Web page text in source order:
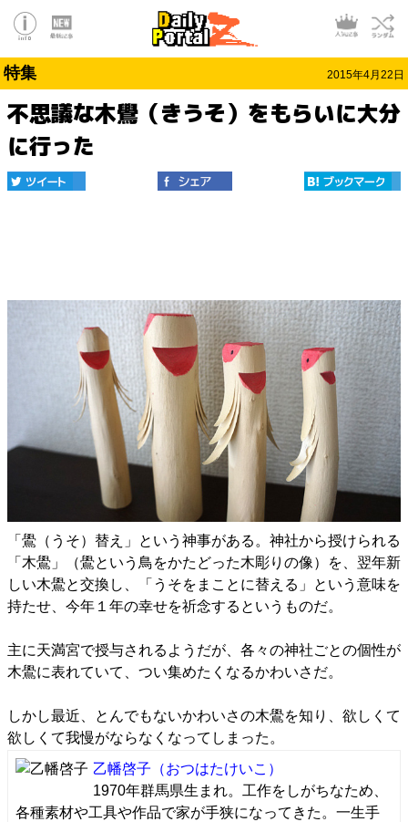
特集 2015年4月22日
不思議な木鷽（きうそ）をもらいに大分
に行った
「鷽（うそ）替え」という神事がある。神社から授けられる
「木鷽」（鷽という鳥をかたどった木彫りの像）を、翌年新
しい木鷽と交換し、「うそをまことに替える」という意味を
持たせ、今年１年の幸せを祈念するというものだ。
主に天満宮で授与されるようだが、各々の神社ごとの個性が
木鷽に表れていて、つい集めたくなるかわいさだ。
しかし最近、とんでもないかわいさの木鷽を知り、欲しくて
欲しくて我慢がならなくなってしまった。
乙幡啓子 （おつはたけいこ）
1970年群馬県生まれ。工作をしがちなため、
各種素材や工具や作品で家が手狭になってきた。一生手